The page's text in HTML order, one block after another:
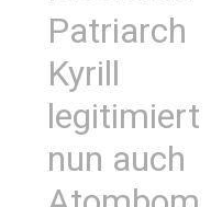
Patriarch
Kyrill
legitimiert
nun auch